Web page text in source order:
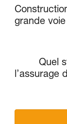
grande
Quel
l’assurage